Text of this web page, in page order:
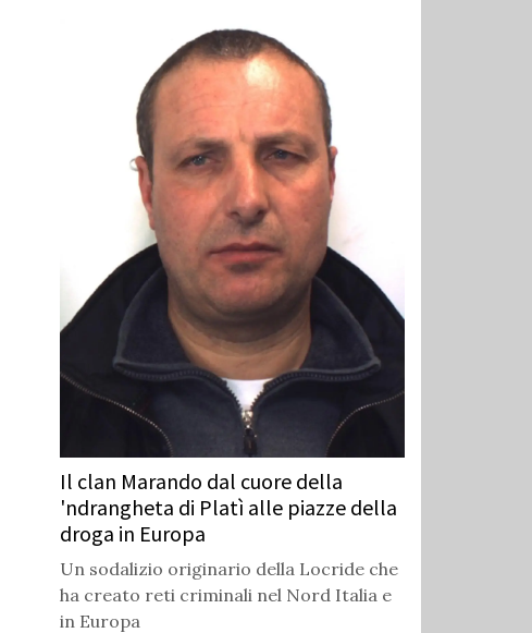
Il clan Marando dal cuore della
'ndrangheta di Platì alle piazze della
droga in Europa
Un sodalizio originario della Locride che
ha creato reti criminali nel Nord Italia e
in Europa